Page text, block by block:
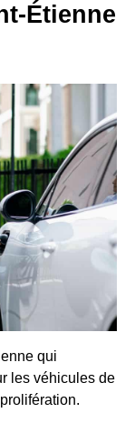
Étienne
qui
les véhicules de